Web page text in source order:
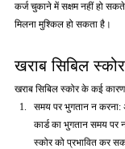
कर्ज चुकाने में सक्षम नहीं हो
मिलना मुश्किल हो सकता है।
खराब सिबिल
खराब सिबिल स्कोर के कई
समय पर भुगतान न
कार्ड का भुगतान समय पर
स्कोर को प्रभावित कर